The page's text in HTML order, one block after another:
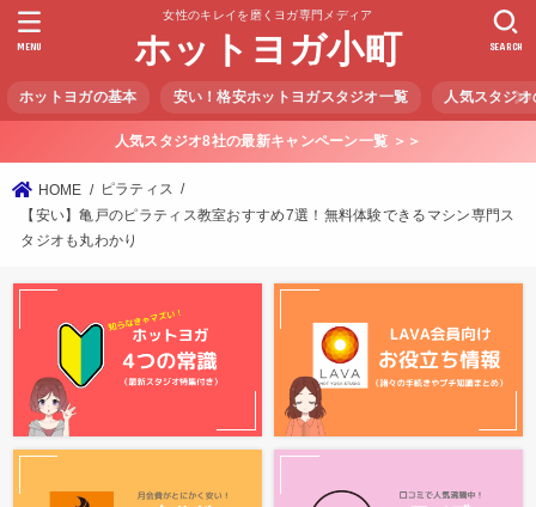
女性のキレイを磨くヨガ専門メディア
ホットヨガ小町
ホットヨガの基本 安い！格安ホットヨガスタジオ一覧 人気スタジ
SEARCH
MENU
人気スタジオ8社の最新キャンペーン一覧 ＞＞
HOME
ピラティス
【安い】亀戸のピラティス教室おすすめ7選！無料体験できるマシン専門ス
タジオも丸わかり